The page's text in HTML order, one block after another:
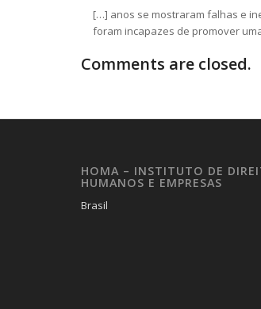
[…] anos se mostraram falhas e
foram incapazes de promover
Comments are closed.
HOMA – INSTITUTO DE
HUMANOS E EMPRESAS
Brasil